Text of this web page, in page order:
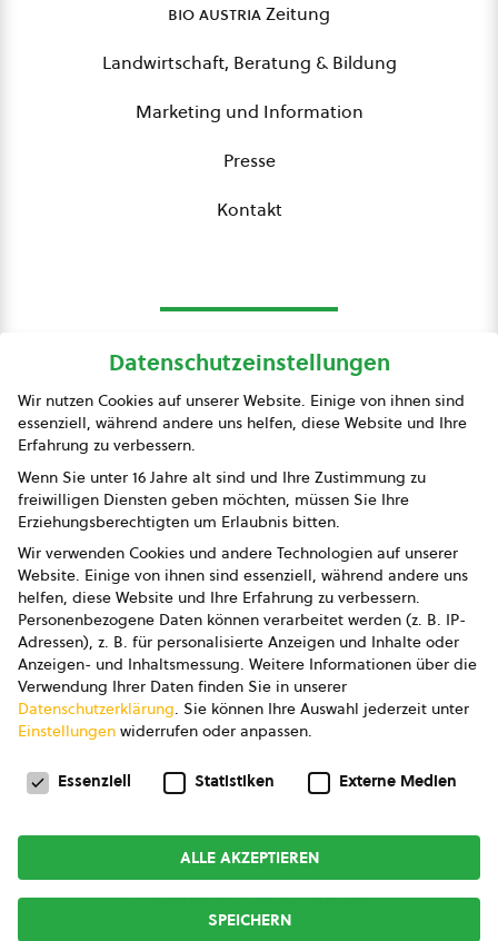
bio austriaZeitung
Landwirtschaft, Beratung & Bildung
Marketing und Information
Presse
Kontakt
Presse
Impressum
Datenschutz
AGB
AGB Marketing GmbH
AGB Bildung
Newsletter
Copyright © 2026bio austria
Datenschutzeinstellungen
Wir nutzen Cookies auf unserer Website. Einige von ihnen sind
essenziell, während andere uns helfen, diese Website und Ihre
Erfahrung zu verbessern.
Wenn Sie unter 16 Jahre alt sind und Ihre Zustimmung zu
freiwilligen Diensten geben möchten, müssen Sie Ihre
Erziehungsberechtigten um Erlaubnis bitten.
Wir verwenden Cookies und andere Technologien auf unserer
Website. Einige von ihnen sind essenziell, während andere uns
helfen, diese Website und Ihre Erfahrung zu verbessern.
Personenbezogene Daten können verarbeitet werden (z. B. IP-
Adressen), z. B. für personalisierte Anzeigen und Inhalte oder
Anzeigen- und Inhaltsmessung. Weitere Informationen über die
Verwendung Ihrer Daten finden Sie in unserer
Datenschutzerklärung. Sie können Ihre Auswahl jederzeit unter
Einstellungen widerrufen oder anpassen.
Datenschutzeinstellungen
Essenziell Statistiken Externe Medien
ALLE AKZEPTIEREN
SPEICHERN